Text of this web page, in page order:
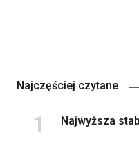
Najczęściej czytane
Najwyższa